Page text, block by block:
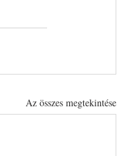
Az összes megtekintése